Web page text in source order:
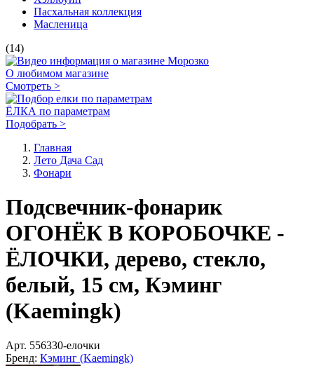
Пасхальная коллекция
Масленица
(14)
О любимом магазине
Смотреть >
ЁЛКА по параметрам
Подобрать >
Главная
Лето Дача Сад
Фонари
Подсвечник-фонарик
ОГОНЁК В КОРОБОЧКЕ -
ЁЛОЧКИ, дерево, стекло,
белый, 15 см, Кэминг
(Kaemingk)
Арт. 556330-елочки
Бренд: Кэминг (Kaemingk)